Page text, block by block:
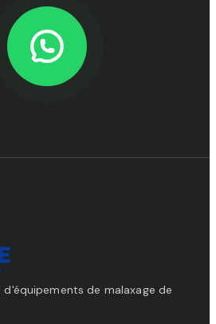
de malaxage de